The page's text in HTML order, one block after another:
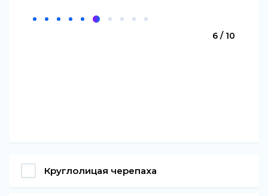
6 / 10
Круглолицая черепаха